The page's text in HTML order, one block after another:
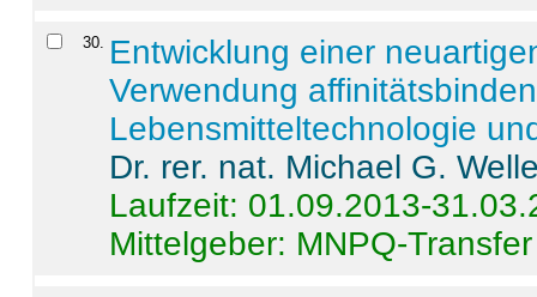
30. Entwicklung einer
Verwendung
Lebensmitteltechnologie
Dr. rer. nat. Michael G.
Laufzeit: 01.09.2013-
Mittelgeber: MNPQ-Transfer